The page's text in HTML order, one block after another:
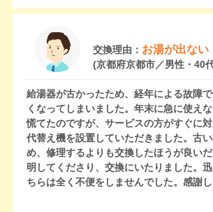
交換理由： お湯が出ない
(京都府京都市／男性・40
給湯器が古かったため、経年による故障
くなってしまいました。年末に急に使えな
慌てたのですが、サービスの方がすぐに対
代替え機を設置していただきました。古
め、修理するよりも交換したほうが良い
明してくださり、交換にいたりました。
ちらは全く不便をしませんでした。感謝し